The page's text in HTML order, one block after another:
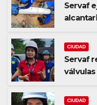
Servaf
CIUDAD
Servaf
CIUDAD